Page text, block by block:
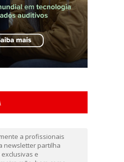
a profissionais
newsletter partilha
e